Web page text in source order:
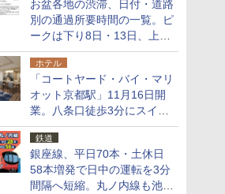
お盆各地の渋滞、日付・道路
別の通過所要時間の一覧。ピ
ークは下り8日・13日、上り
14日・15日
ホテル
「コートヤード・バイ・マリ
オット京都駅」11月16日開
業。八条口徒歩3分にスイー
ト含む全270室、ダイニング
も併設
鉄道
銀座線、平日70本・土休日
58本増発で日中の運転を3分
間隔へ短縮。丸ノ内線も池袋